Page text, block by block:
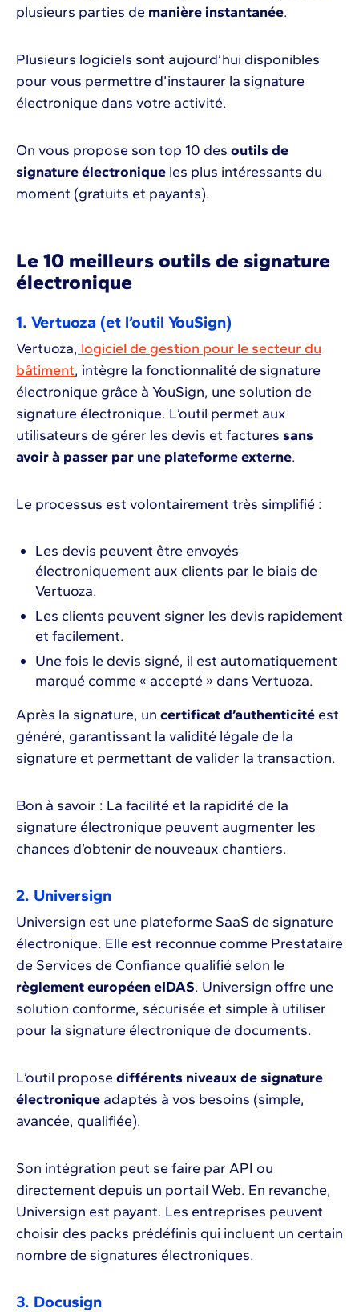
plusieurs parties de manière instantanée.
Plusieurs logiciels sont aujourd’hui disponibles
pour vous permettre d’instaurer la signature
électronique dans votre activité.
On vous propose son top 10 des outils de
signature électronique les plus intéressants du
moment (gratuits et payants).
Le 10 meilleurs outils de signature
électronique
1. Vertuoza (et l’outil YouSign)
Vertuoza, logiciel de gestion pour le secteur du
bâtiment, intègre la fonctionnalité de signature
électronique grâce à YouSign, une solution de
signature électronique. L’outil permet aux
utilisateurs de gérer les devis et factures sans
avoir à passer par une plateforme externe.
Le processus est volontairement très simplifié :
Les devis peuvent être envoyés
électroniquement aux clients par le biais de
Vertuoza.
Les clients peuvent signer les devis rapidement
et facilement.
Une fois le devis signé, il est automatiquement
marqué comme « accepté » dans Vertuoza.
Après la signature, un certificat d’authenticité est
généré, garantissant la validité légale de la
signature et permettant de valider la transaction.
Bon à savoir : La facilité et la rapidité de la
signature électronique peuvent augmenter les
chances d’obtenir de nouveaux chantiers.
2. Universign
Universign est une plateforme SaaS de signature
électronique. Elle est reconnue comme Prestataire
de Services de Confiance qualifié selon le
règlement européen eIDAS. Universign offre une
solution conforme, sécurisée et simple à utiliser
pour la signature électronique de documents.
L’outil propose différents niveaux de signature
électronique adaptés à vos besoins (simple,
avancée, qualifiée).
Son intégration peut se faire par API ou
directement depuis un portail Web. En revanche,
Universign est payant. Les entreprises peuvent
choisir des packs prédéfinis qui incluent un certain
nombre de signatures électroniques.
3. Docusign